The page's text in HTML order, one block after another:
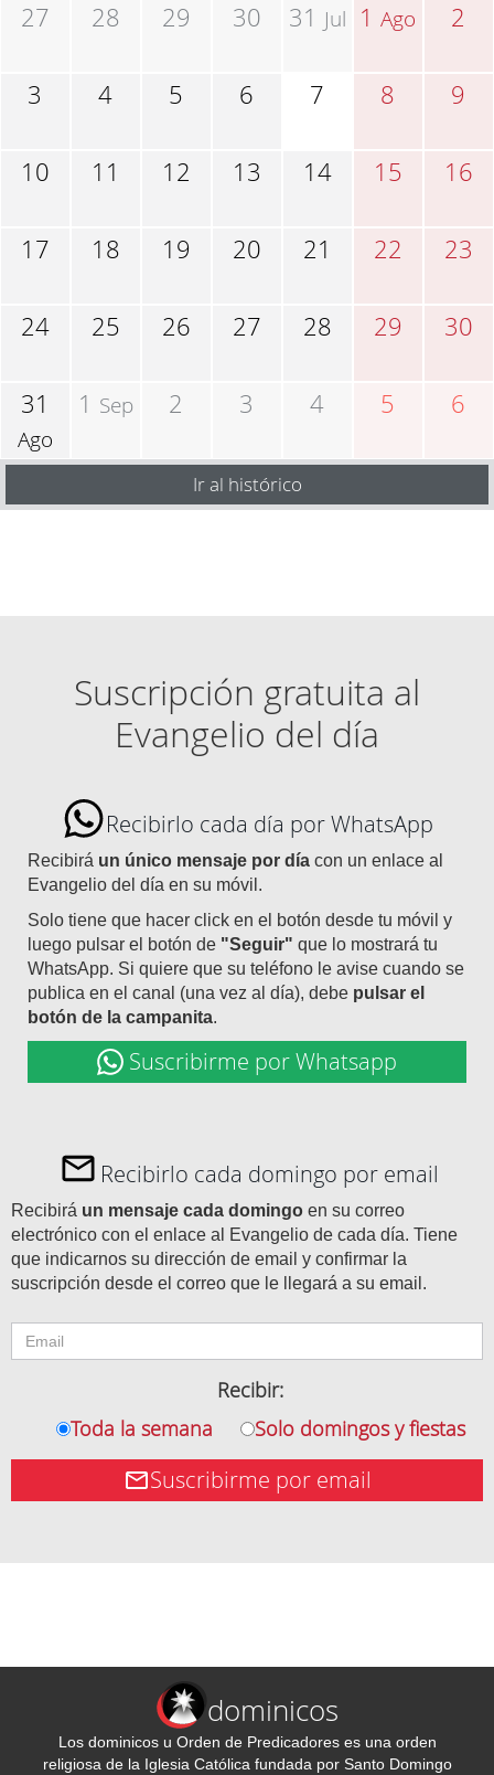
27 28 29 30 31 Jul 1Ago 2
3 4 5 6 7 8 9
10 11 12 13 14 15 16
17 18 19 20 21 22 23
24 25 26 27 28 29 30
31
Ago
1 Sep 2 3 4 5 6
Ir al histórico
Suscripción gratuita al
Evangelio del día
Recibirlo cada día por WhatsApp
Recibirá un único mensaje por día con un enlace al
Evangelio del día en su móvil.
Solo tiene que hacer click en el botón desde tu móvil y
luego pulsar el botón de "Seguir" que lo mostrará tu
WhatsApp. Si quiere que su teléfono le avise cuando se
publica en el canal (una vez al día), debe pulsar el
botón de la campanita.
Suscribirme por Whatsapp
Recibirlo cada domingo por email
Recibirá un mensaje cada domingo en su correo
electrónico con el enlace al Evangelio de cada día. Tiene
que indicarnos su dirección de email y confirmar la
suscripción desde el correo que le llegará a su email.
Recibir:
Toda la semana
Solo domingos y fiestas
Suscribirme por email
dominicos
Los dominicos u Orden de Predicadores es una orden
religiosa de la Iglesia Católica fundada por Santo Domingo